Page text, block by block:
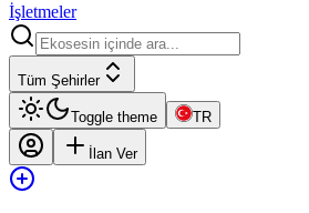
İşletmeler
Tüm Şehirler
Toggle theme TR
İlan Ver